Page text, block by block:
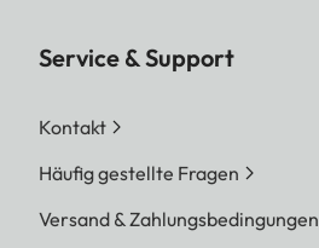
Service & Support
Kontakt
Häufig gestellte Fragen
Versand & Zahlungsbedingungen